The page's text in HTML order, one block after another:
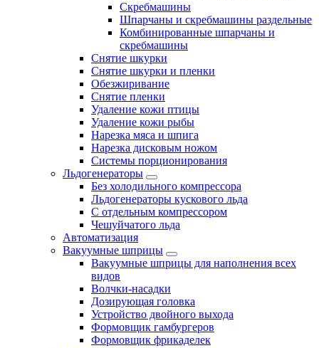
Скребмашины
Шпарчаны и скребмашины раздельные
Комбинированные шпарчаны и
скребмашины
Снятие шкурки
Снятие шкурки и пленки
Обезжиривание
Снятие пленки
Удаление кожи птицы
Удаление кожи рыбы
Нарезка мяса и шпига
Нарезка дисковым ножом
Системы порционирования
Льдогенераторы
Без холодильного компрессора
Льдогенераторы кускового льда
С отдельным компрессором
Чешуйчатого льда
Автоматизация
Вакуумные шприцы
Вакуумные шприцы для наполнения всех
видов
Волчки-насадки
Дозирующая головка
Устройство двойного выхода
Формовщик гамбургеров
Формовщик фрикаделек